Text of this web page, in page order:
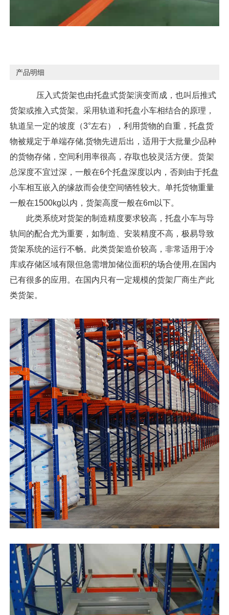
产品明细
压入式货架也由托盘式货架演变而成，也叫后推式
货架或推入式货架。采用轨道和托盘小车相结合的原理，
轨道呈一定的坡度（3°左右），利用货物的自重，托盘货
物被规定于单端存储,货物先进后出，适用于大批量少品种
的货物存储，空间利用率很高，存取也较灵活方便。货架
总深度不宜过深，一般在6个托盘深度以内，否则由于托盘
小车相互嵌入的缘故而会使空间牺牲较大。单托货物重量
一般在1500kg以内，货架高度一般在6m以下。
此类系统对货架的制造精度要求较高，托盘小车与导
轨间的配合尤为重要，如制造、安装精度不高，极易导致
货架系统的运行不畅。此类货架造价较高，非常适用于冷
库或存储区域有限但急需增加储位面积的场合使用,在国内
已有很多的应用。在国内只有一定规模的货架厂商生产此
类货架。